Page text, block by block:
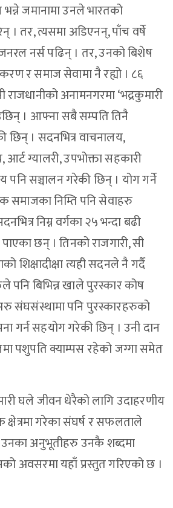
जमानामा उनले भारतको
। तर, त्यसमा अडिएनन्, पाँच वर्षे
जनरल नर्स पढिन् । तर, उनको बिशेष
र समाज सेवामा नै रह्यो । ८६
राजधानीको अनामनगरमा ‘भद्रकुमारी
। आफ्ना सबै सम्पति तिनै
छिन् । सदनभित्र वाचनालय,
ग्यालरी, उपभोक्ता सहकारी
पनि सञ्चालन गरेकी छिन् । योग गर्ने
समाजका निम्ति पनि सेवाहरु
निम्न वर्गका २५ भन्दा बढी
छन् । तिनको राजगारी, सी
शिक्षादीक्षा त्यही सदनले नै गर्दै
बिभिन्न खाले पुरस्कार कोष
संघसंस्थामा पनि पुरस्कारहरुको
गर्न सहयोग गरेकी छिन् । उनी दान
पशुपति क्याम्पस रहेको जग्गा समेत
घले जीवन धेरैको लागि उदाहरणीय
गरेका संघर्ष र सफलताले
उनका अनुभूतीहरु उनकै शब्दमा
अवसरमा यहाँ प्रस्तुत गरिएको छ ।